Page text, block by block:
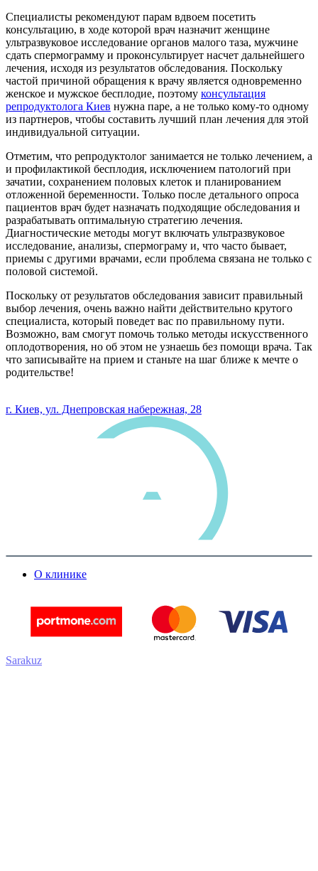
Специалисты рекомендуют парам вдвоем посетить
консультацию, в ходе которой врач назначит женщине
ультразвуковое исследование органов малого таза, мужчине
сдать спермограмму и проконсультирует насчет дальнейшего
лечения, исходя из результатов обследования. Поскольку
частой причиной обращения к врачу является одновременно
женское и мужское бесплодие, поэтому консультация
репродуктолога Киев нужна паре, а не только кому-то одному
из партнеров, чтобы составить лучший план лечения для этой
индивидуальной ситуации.
Отметим, что репродуктолог занимается не только лечением, а
и профилактикой бесплодия, исключением патологий при
зачатии, сохранением половых клеток и планированием
отложенной беременности. Только после детального опроса
пациентов врач будет назначать подходящие обследования и
разрабатывать оптимальную стратегию лечения.
Диагностические методы могут включать ультразвуковое
исследование, анализы, спермограму и, что часто бывает,
приемы с другими врачами, если проблема связана не только с
половой системой.
Поскольку от результатов обследования зависит правильный
выбор лечения, очень важно найти действительно крутого
специалиста, который поведет вас по правильному пути.
Возможно, вам смогут помочь только методы искусственного
оплодотворения, но об этом не узнаешь без помощи врача. Так
что записывайте на прием и станьте на шаг ближе к мечте о
родительстве!
г. Киев, ул. Днепровская набережная, 28
О клинике
Sarakuz